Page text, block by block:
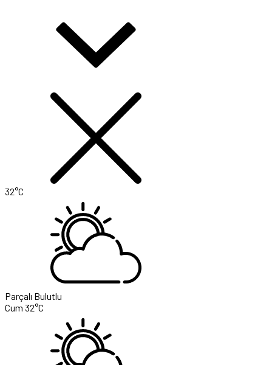
32°C
Parçalı Bulutlu
Cum 32°C